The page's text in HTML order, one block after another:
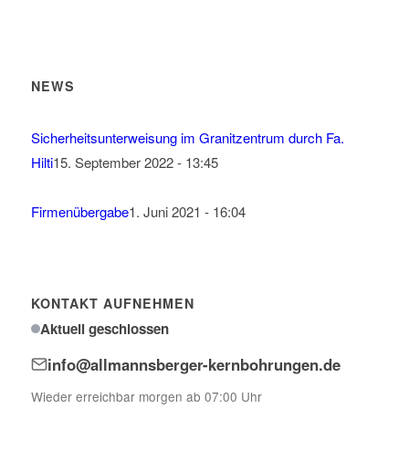
NEWS
Sicherheitsunterweisung im Granitzentrum durch Fa.
Hilti15. September 2022 - 13:45
Firmenübergabe1. Juni 2021 - 16:04
KONTAKT AUFNEHMEN
Aktuell geschlossen
info@allmannsberger-kernbohrungen.de
Wieder erreichbar morgen ab 07:00 Uhr